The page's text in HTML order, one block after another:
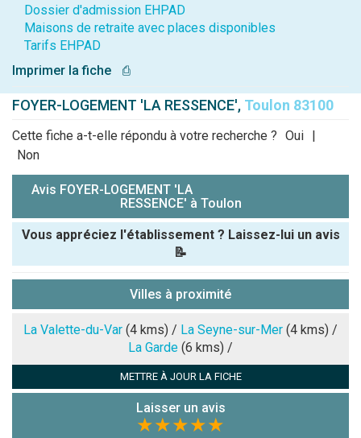
Dossier d'admission EHPAD
Maisons de retraite avec places disponibles
Tarifs EHPAD
Imprimer la fiche
⎙
FOYER-LOGEMENT 'LA RESSENCE', Toulon 83100
Cette fiche a-t-elle répondu à votre recherche ? Oui |
Non
Avis FOYER-LOGEMENT 'LA
RESSENCE' à Toulon
Vous appréciez l'établissement ? Laissez-lui un avis
📝
Note que vous souhaitez attribuer :
Antispam -
Villes à proximité
La Valette-du-Var (4 kms) / La Seyne-sur-Mer (4 kms) /
La Garde (6 kms) /
METTRE À JOUR LA FICHE
Laisser un avis
★★★★★